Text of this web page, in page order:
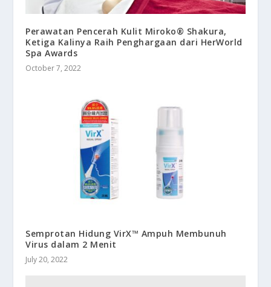
Perawatan Pencerah Kulit Miroko® Shakura,
Ketiga Kalinya Raih Penghargaan dari HerWorld
Spa Awards
October 7, 2022
Semprotan Hidung VirX™ Ampuh Membunuh
Virus dalam 2 Menit
July 20, 2022